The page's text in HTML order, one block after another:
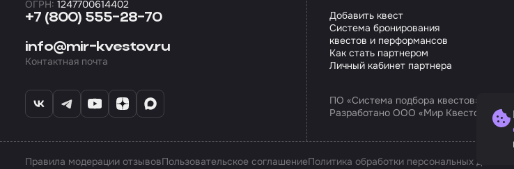
+7 (800) 555-28-70
info@mir-kvestov.ru
Контактная почта
ОГРН: 1247700614402
Добавить квест
Система бронирования
квестов и перформансов
Как стать партнером
Личный кабинет партнера
ПО «Система подбора квестов»
Разработано ООО «Мир Квестов С»,
Правила модерации отзывовПользовательское соглашениеПолитика обработки персональных данных